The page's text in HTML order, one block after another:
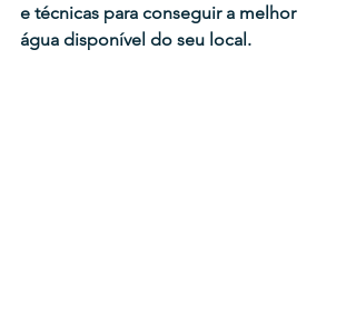
e técnicas para conseguir a melhor
água disponível do seu local.